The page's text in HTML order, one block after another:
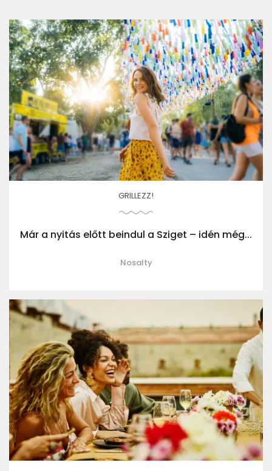
GRILLEZZ!
Már a nyitás előtt beindul a Sziget – idén még...
Nosalty